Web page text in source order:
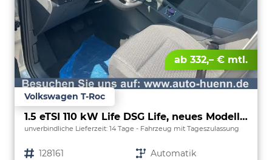
ab 332,– € mtl.
Volkswagen T-Roc
1.5 eTSI 110 kW Life DSG Life, neues Modell, LED, Kamera, Side, Winter, 17-Zoll
unverbindliche Lieferzeit: 14 Tage Fahrzeug mit Tageszulassung
Fahrzeugnr. 128161 Getriebe Automatik